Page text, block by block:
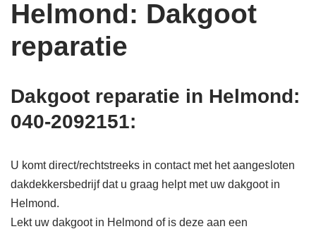
Helmond: Dakgoot
reparatie
Dakgoot reparatie in Helmond:
040-2092151:
U komt direct/rechtstreeks in contact met het aangesloten
dakdekkersbedrijf dat u graag helpt met uw dakgoot in
Helmond.
Lekt uw dakgoot in Helmond of is deze aan een